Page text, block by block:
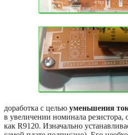
доработка с целью уменьшения
в увеличении номинала резистора,
как R9120. Изначально